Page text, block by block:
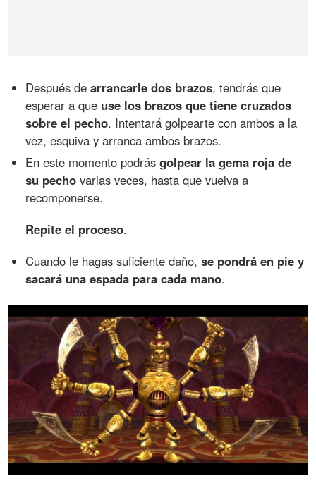
Después dearrancarle dos brazos, tendrás que
esperar a que use los brazos que tiene cruzados
sobre el pecho. Intentará golpearte con ambos a la
vez, esquiva y arranca ambos brazos.
En este momento podrásgolpear la gema roja de
su pecho varias veces, hasta que vuelva a
recomponerse.
Repite el proceso.
Cuando le hagas suficiente daño,se pondrá en pie y
sacará una espada para cada mano.